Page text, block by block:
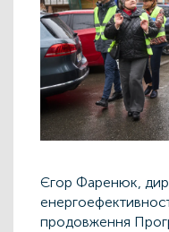
Єгор Фаренюк,
продовження